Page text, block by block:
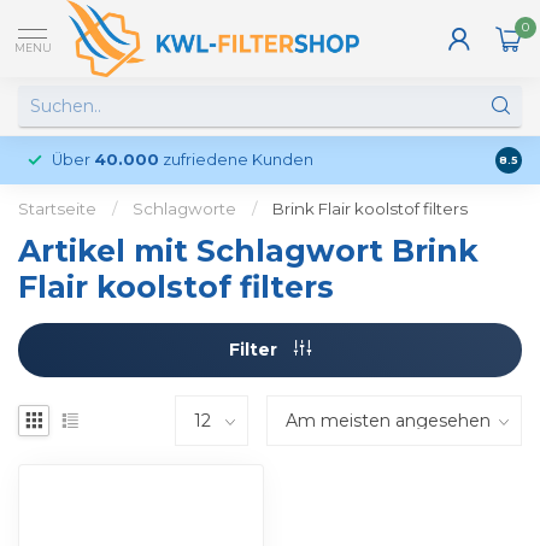
MENU
0
Über 40.000 zufriedene Kunden 8.5
Startseite / Schlagworte / Brink Flair koolstof filters
Artikel mit Schlagwort Brink
Flair koolstof filters
Filter